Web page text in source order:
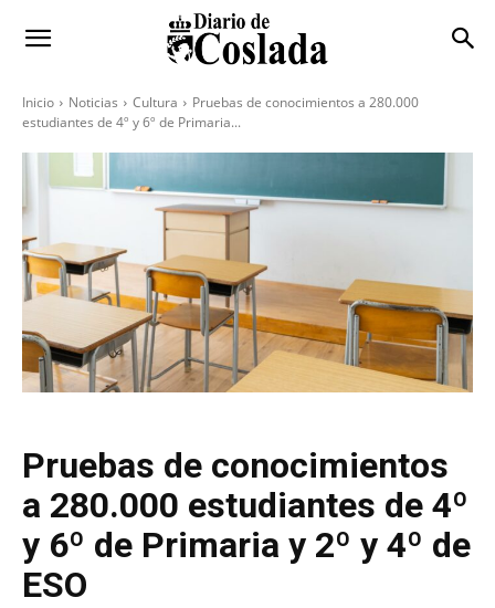
Inicio Noticias Cultura
Pruebas de conocimientos a 280.000
estudiantes de 4º y 6º de Primaria...
Pruebas de conocimientos
a 280.000 estudiantes de 4º
y 6º de Primaria y 2º y 4º de
ESO